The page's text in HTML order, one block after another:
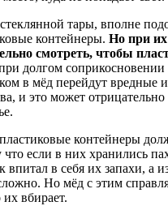
тары, вполне
контейнеры. Но при
смотреть, чтобы
долгом
в мёд перейдут вредные
и это может отрицательно
контейнеры
что если в них хранились
впитал в себя их запахи, а
Но мёд с этим
вбирает.